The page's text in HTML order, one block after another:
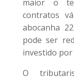
maior o
contratos
abocanha
pode ser
investido por
O